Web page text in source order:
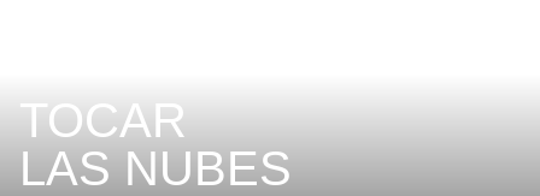
TOCAR
LAS NUBES